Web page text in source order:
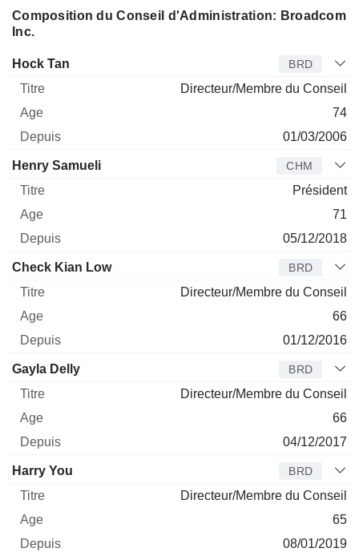
Composition du Conseil d'Administration: Broadcom
Inc.
Administrateur
Hock Tan BRD
Directeur/Membre du Conseil
74
01/03/2006
Henry Samueli CHM
Président
71
05/12/2018
Check Kian Low BRD
Directeur/Membre du Conseil
66
01/12/2016
Gayla Delly BRD
Directeur/Membre du Conseil
66
04/12/2017
Harry You BRD
Directeur/Membre du Conseil
65
08/01/2019